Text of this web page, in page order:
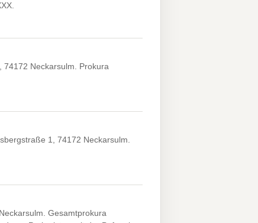
74172 Neckarsulm. Prokura
1, 74172 Neckarsulm.
Gesamtprokura